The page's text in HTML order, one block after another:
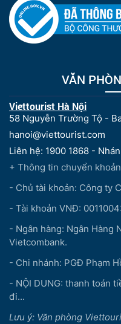
VĂN
Viettourist Hà Nội
58 Nguyễn Trường Tộ -
hanoi@viettourist.com
Liên hệ: 1900 1868 -
+ Thông tin chuyển
- Chủ tài khoản: Công ty
- Tài khoản VNĐ:
- Ngân hàng: Ngân Hàng
Vietcombank.
- Chi nhánh: PGĐ Phạm
- NỘI DUNG: thanh toán
đi...
Lưu ý: Văn phòng